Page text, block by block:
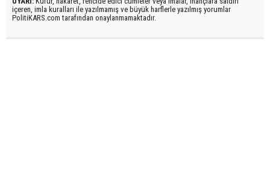
içeren, imla kuralları ile yazılmamış ve büyük harflerle yazılmış yorumlar
PolitiKARS.com tarafından onaylanmamaktadır.